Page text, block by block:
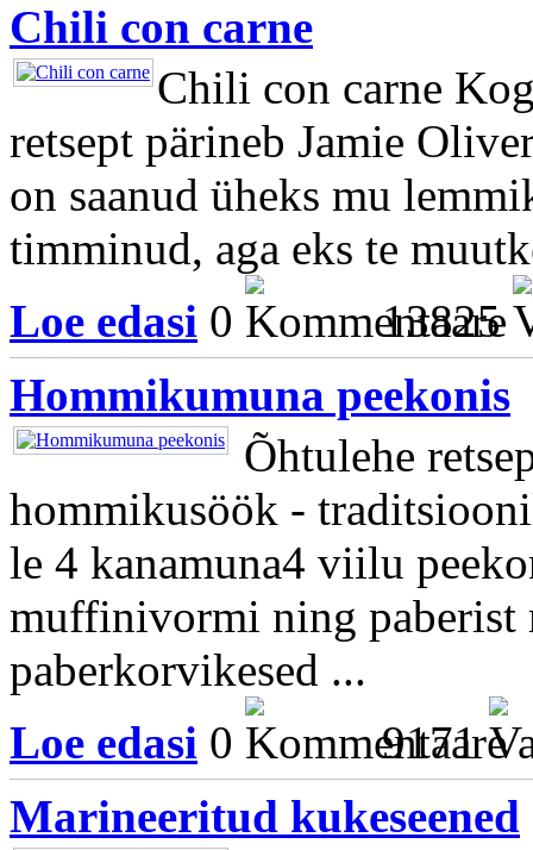
Chili con carne
Chili con carne
retsept pärineb Jamie
on saanud üheks mu
timminud, aga eks te
Loe edasi 0 13825
Hommikumuna peekonis
Õhtulehe
hommikusöök -
le 4 kanamuna4 viilu
muffinivormi ning
paberkorvikesed ...
Loe edasi 0 9171
Marineeritud kukeseened